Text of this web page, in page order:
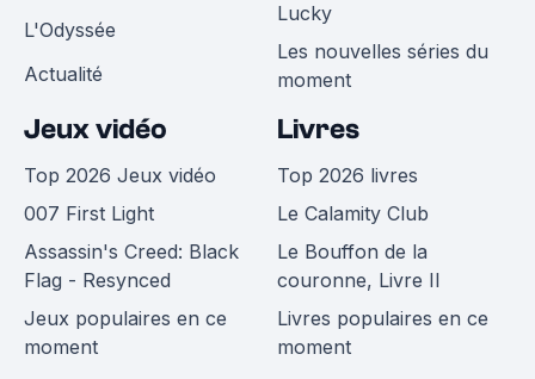
L'Odyssée
Actualité
Lucky
Les nouvelles séries du
moment
Jeux vidéo
Top 2026 Jeux vidéo
007 First Light
Assassin's Creed: Black
Flag - Resynced
Jeux populaires en ce
moment
Livres
Top 2026 livres
Le Calamity Club
Le Bouffon de la
couronne, Livre II
Livres populaires en ce
moment